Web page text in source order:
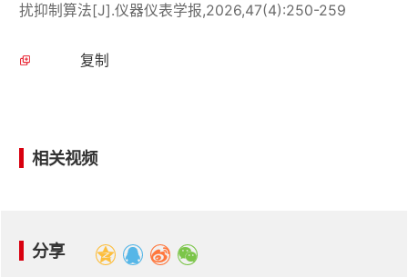
扰抑制算法[J].仪器仪表学报,2026,47(4):250-259
复制
相关视频
分享